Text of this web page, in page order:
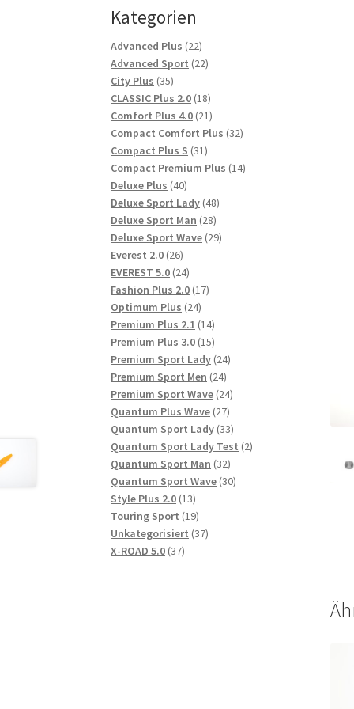
Kategorien
Advanced Plus 2222
Produkte
Advanced Sport 2222
City Plus 3535
Produkte
CLASSIC Plus 2.0 1818
Produkte
Comfort Plus 4.0 2121
Produkte
Compact Comfort Plus 3232
Compact Plus S 3131
Produkte
Compact Premium Plus 1414
Deluxe Plus 4040
Produkte
Deluxe Sport Lady 4848
Deluxe Sport Man 2828
Produkte
Deluxe Sport Wave 2929
Everest 2.0 2626
Produkte
EVEREST 5.0 2424
Produkte
Fashion Plus 2.0 1717
Optimum Plus 2424
Produkte
Premium Plus 2.1 1414
Produkte
Premium Plus 3.0 1515
Produkte
Premium Sport Lady 2424
Premium Sport Men 2424
Produkte
Premium Sport Wave 2424
Quantum Plus Wave 2727
Produkte
Quantum Sport Lady 3333
Produkte
Quantum Sport Lady Test 22
Quantum Sport Man 3232
Produkte
Quantum Sport Wave 3030
Style Plus 2.0 1313
Produkte
Touring Sport 1919
Produkte
Unkategorisiert 3737
X-ROAD 5.0 3737